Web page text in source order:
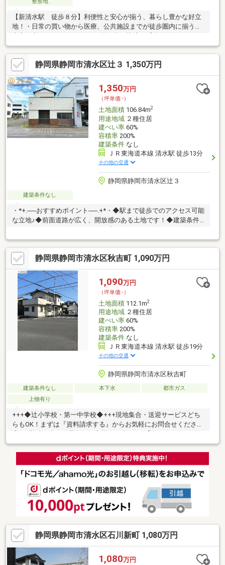
整形地
【新清水駅 徒歩８分】利便性と安心が揃う、暮らし豊かな好立
地！・日常の買い物から医療、公共施設までが徒歩圏内に揃う、
へ徒歩３分、「セブンイレブン」へ徒歩４分と、毎日の買い出し
に困りません。 ♪充実の公共施設：「清水区役所」や「浜田生涯
学習交流館」も近く、各種手続きや地域交流もスムーズ。 ♪安心
の医療環境：「しみず巴クリニック（徒歩６分）」「高良眼科医
院（徒歩１０分）」が身近にあり、いざという時も安心です。駅
近でありながら、医療も買い物も徒歩圏内に揃う安心の住環境で
す。 気になる方はぜひお気軽にお問い合わせください！
静岡県静岡市清水区辻３ 1,350万円
1,350万円
（坪単価:-）
土地面積106.84m2
用途地域２種住居
建ぺい率60%
容積率200%
建築条件なし
ＪＲ東海道本線 清水駅 徒歩13分
その他の交通
静岡県静岡市清水区辻３
建築条件なし
・*+.──おすすめポイント──.+*・◆駅まで徒歩でのアクセス可能
な立地♪◆前面道路が広く、開放感のある土地です！◆建築条件
なし♪お好きなハウスメーカーで建てられます♪☆こちらの物件は
本日ご案内可能です☆来店、現地集合、送迎サービスOKです！ご
購入時の住宅ローン相談も無料で承ります♪物件が気になったらま
ずはお気に入り追加！お好きなタイミングで【054-265-3254】へ
お問い合わせください！資料請求フォームからは24時間受付中☆
静岡県静岡市清水区秋吉町 1,090万円
1,090万円
（坪単価:-）
土地面積112.1m2
用途地域２種住居
建ぺい率60%
容積率200%
建築条件なし
ＪＲ東海道本線 清水駅 徒歩19分
その他の交通
静岡県静岡市清水区秋吉町
建築条件なし 本下水
都市ガス
上物有り
+++◆辻小学校・第一中学校◆+++現地集合・送迎サービスどち
らもOK！まずは『資料請求する』からお気軽にお問合せください
6667】にお電話ください☆
静岡県静岡市清水区石川新町 1,080万円
1,080万円